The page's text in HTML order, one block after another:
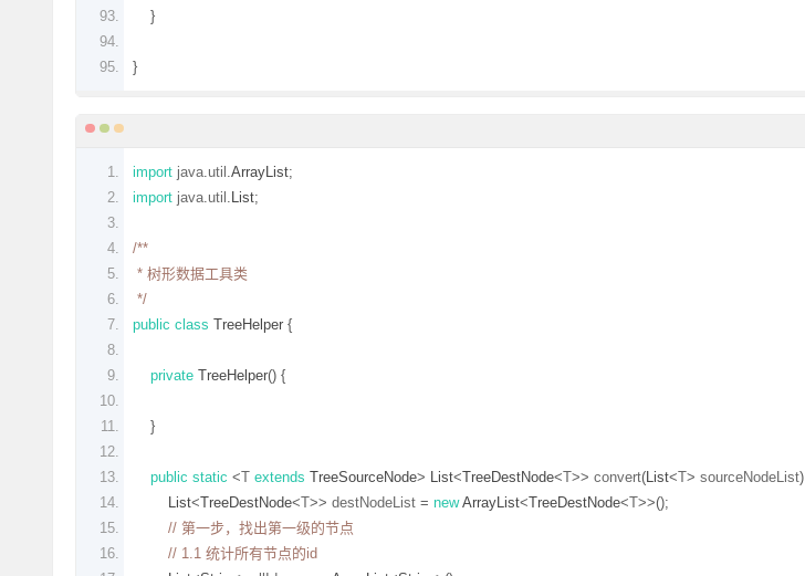
}
}
import java util ArrayList;
import java util List;
/**
* 树形数据工具类
*/
public class TreeHelper {
private TreeHelper() {
}
public static <T extends TreeSourceNode> List<TreeDestNode<T>> convert( List<T> sourceNodeList)
List<TreeDestNode<T>> destNodeList = new ArrayList<TreeDestNode<T>>();
// 第一步，找出第一级的节点
// 1.1 统计所有节点的id